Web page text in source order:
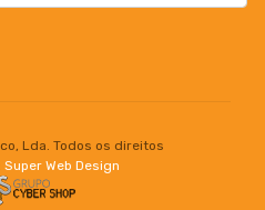
Lda. Todos os direitos
Super Web Design